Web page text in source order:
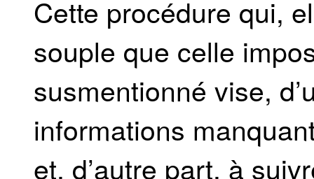
Cette procédure qui,
souple que celle
susmentionné vise,
informations
et, d’autre part, à